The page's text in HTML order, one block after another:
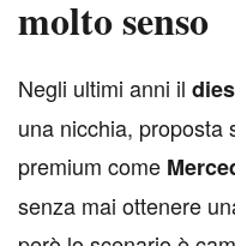
molto senso
Negli ultimi anni il
una nicchia, proposta
premium come
senza mai ottenere